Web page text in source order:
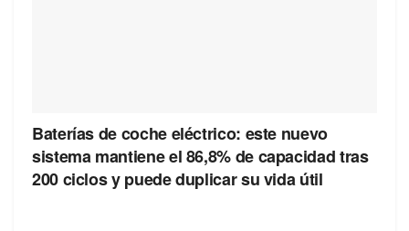
Baterías de coche eléctrico: este nuevo
sistema mantiene el 86,8% de capacidad tras
200 ciclos y puede duplicar su vida útil